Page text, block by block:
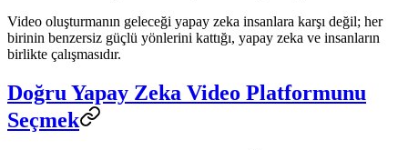
Video oluşturmanın geleceği yapay zeka insanlara karşı değil; her
birinin benzersiz güçlü yönlerini kattığı, yapay zeka ve insanların
birlikte çalışmasıdır.
Doğru Yapay Zeka Video Platformunu
Seçmek